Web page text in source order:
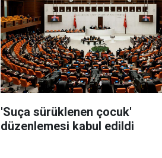
'Suça sürüklenen çocuk'
düzenlemesi kabul edildi